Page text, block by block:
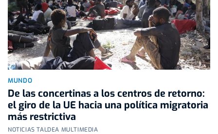
MUNDO
De las concertinas a los centros de retorno:
el giro de la UE hacia una política migratoria
más restrictiva
NOTICIAS TALDEA MULTIMEDIA